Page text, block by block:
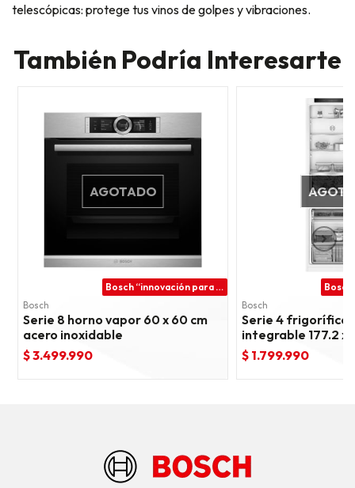
telescópicas: protege tus vinos de golpes y vibraciones.
También Podría Interesarte
AGOTADO
Bosch “innovación para tu vida”
Bosch
Serie 8 horno vapor 60 x 60 cm
acero inoxidable
$ 3.499.990
Bosch
Serie 4 frigorífico
integrable 177.2 x
deslizante
$ 1.799.990